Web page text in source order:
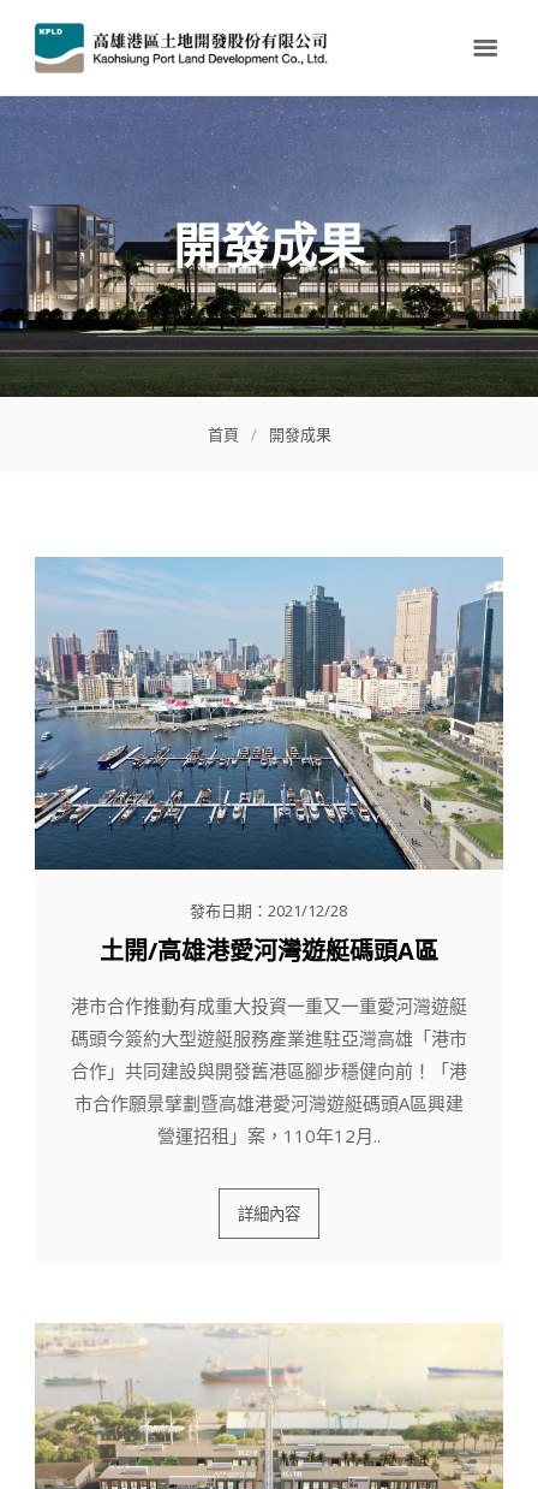
開發成果
首頁 / 開發成果
發布日期：2021/12/28
土開/高雄港愛河灣遊艇碼頭A區
港市合作推動有成重大投資一重又一重愛河灣遊艇
碼頭今簽約大型遊艇服務產業進駐亞灣高雄「港市
合作」共同建設與開發舊港區腳步穩健向前！「港
市合作願景擘劃暨高雄港愛河灣遊艇碼頭A區興建
營運招租」案，110年12月..
詳細內容